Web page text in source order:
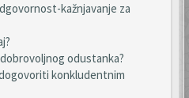
kažnjavanje za
odustanka?
konkludentnim